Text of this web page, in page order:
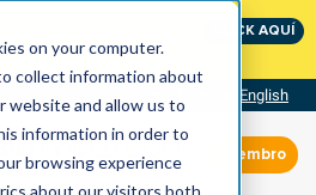
on your computer.
collect information about
website and allow us to
information in order to
browsing experience
about our visitors both
CLICK AQUÍ
English
Miembro